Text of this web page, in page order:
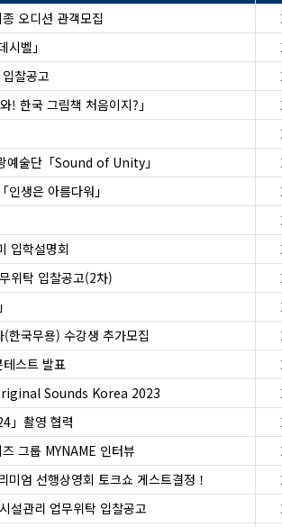
오디션 관객모집
벨」
찰공고
! 한국 그림책 처음이지?」
예술단「Sound of Unity」
생은 아름다워」
입학설명회
위탁 입찰공고(2차)
한국무용) 수강생 추가모집
스트 발표
Sounds Korea 2023
」촬영 협력
그룹 MYNAME 인터뷰
미엄 선행상영회 토크쇼 게스트결정！
설관리 업무위탁 입찰공고